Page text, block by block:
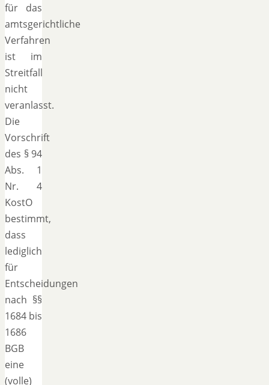
für das
amtsgerichtliche
Verfahren
ist im
Streitfall
nicht
veranlasst.
Die
Vorschrift
des § 94
Abs. 1
Nr. 4
KostO
bestimmt,
dass
lediglich
für
Entscheidungen
nach §§
1684 bis
1686
BGB
eine
(volle)